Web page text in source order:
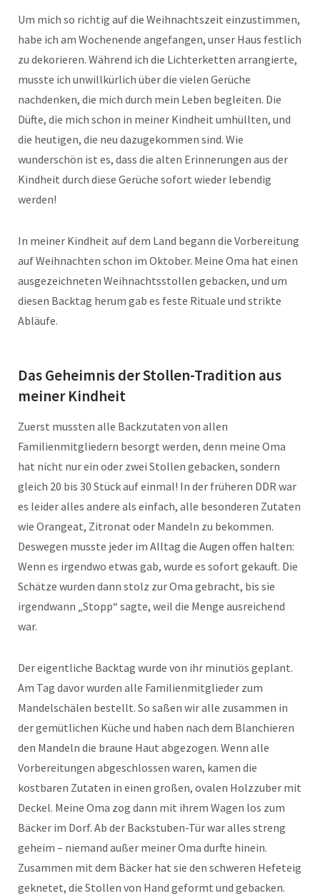
Um mich so richtig auf die Weihnachtszeit einzustimmen,
habe ich am Wochenende angefangen, unser Haus festlich
zu dekorieren. Während ich die Lichterketten arrangierte,
musste ich unwillkürlich über die vielen Gerüche
nachdenken, die mich durch mein Leben begleiten. Die
Düfte, die mich schon in meiner Kindheit umhüllten, und
die heutigen, die neu dazugekommen sind. Wie
wunderschön ist es, dass die alten Erinnerungen aus der
Kindheit durch diese Gerüche sofort wieder lebendig
werden!
In meiner Kindheit auf dem Land begann die Vorbereitung
auf Weihnachten schon im Oktober. Meine Oma hat einen
ausgezeichneten Weihnachtsstollen gebacken, und um
diesen Backtag herum gab es feste Rituale und strikte
Abläufe.
Das Geheimnis der Stollen-Tradition aus
meiner Kindheit
Zuerst mussten alle Backzutaten von allen
Familienmitgliedern besorgt werden, denn meine Oma
hat nicht nur ein oder zwei Stollen gebacken, sondern
gleich 20 bis 30 Stück auf einmal! In der früheren DDR war
es leider alles andere als einfach, alle besonderen Zutaten
wie Orangeat, Zitronat oder Mandeln zu bekommen.
Deswegen musste jeder im Alltag die Augen offen halten:
Wenn es irgendwo etwas gab, wurde es sofort gekauft. Die
Schätze wurden dann stolz zur Oma gebracht, bis sie
irgendwann „Stopp“ sagte, weil die Menge ausreichend
war.
Der eigentliche Backtag wurde von ihr minutiös geplant.
Am Tag davor wurden alle Familienmitglieder zum
Mandelschälen bestellt. So saßen wir alle zusammen in
der gemütlichen Küche und haben nach dem Blanchieren
den Mandeln die braune Haut abgezogen. Wenn alle
Vorbereitungen abgeschlossen waren, kamen die
kostbaren Zutaten in einen großen, ovalen Holzzuber mit
Deckel. Meine Oma zog dann mit ihrem Wagen los zum
Bäcker im Dorf. Ab der Backstuben-Tür war alles streng
geheim – niemand außer meiner Oma durfte hinein.
Zusammen mit dem Bäcker hat sie den schweren Hefeteig
geknetet, die Stollen von Hand geformt und gebacken.